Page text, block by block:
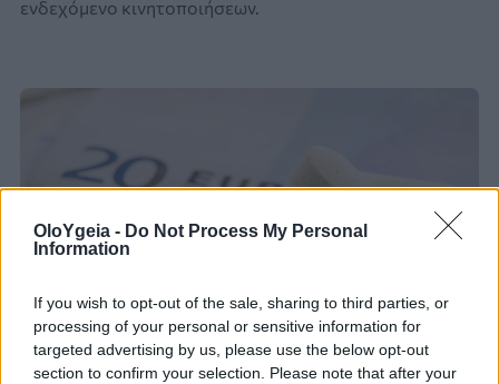
OloYgeia - Do Not Process My Personal
Information
If you wish to opt-out of the sale, sharing to third parties, or
processing of your personal or sensitive information for
targeted advertising by us, please use the below opt-out
section to confirm your selection. Please note that after your
ενδεχόμενο κινητοποιήσεων.